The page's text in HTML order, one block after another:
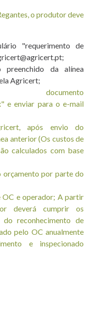
o produtor deve
"requerimento de
da alínea
Agricert;
" e enviar para o e-mail
após envio do
anterior (Os custos de
calculados com base
orçamento por parte do
e operador; A partir
deverá cumprir os
do reconhecimento de
pelo OC anualmente
e inspecionado